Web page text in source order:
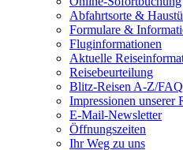
Abfahrtsorte &
Formulare &
Fluginformationen
Aktuelle
Reisebeurteilung
Blitz-Reisen A-Z/FAQ
Impressionen unserer
E-Mail-Newsletter
Öffnungszeiten
Ihr Weg zu uns